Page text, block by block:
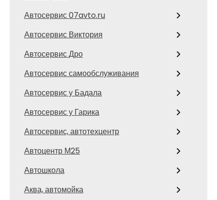
Автосервис 07avto.ru
Автосервис Виктория
Автосервис Дро
Автосервис самообслуживания
Автосервис у Бадала
Автосервис у Гарика
Автосервис, автотехцентр
Автоцентр М25
Автошкола
Аква, автомойка